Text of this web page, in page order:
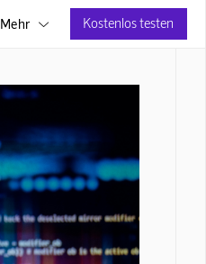
Mehr  Kostenlos testen